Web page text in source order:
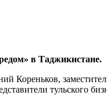
в Таджикистане.
Кореньков,
тульского